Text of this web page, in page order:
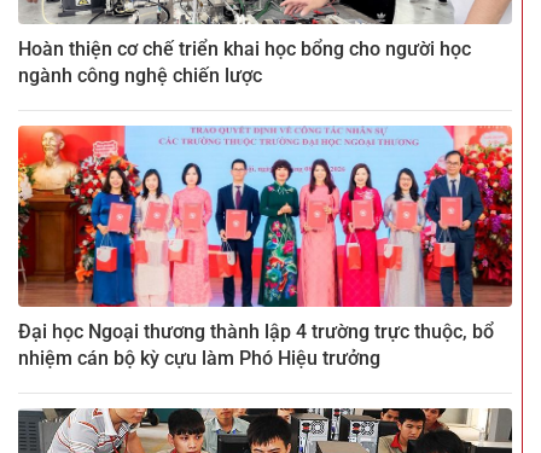
Hoàn thiện cơ chế triển khai học bổng cho người học
ngành công nghệ chiến lược
Đại học Ngoại thương thành lập 4 trường trực thuộc, bổ
nhiệm cán bộ kỳ cựu làm Phó Hiệu trưởng